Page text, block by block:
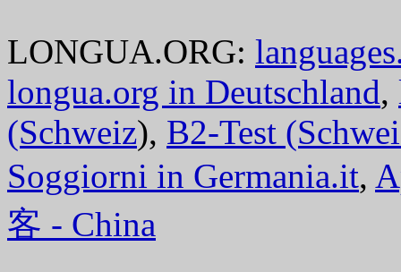
LONGUA.ORG:
longua.org in Deutschland,
(Schweiz), B2-Test
Soggiorni in Germania.it,
客 - China